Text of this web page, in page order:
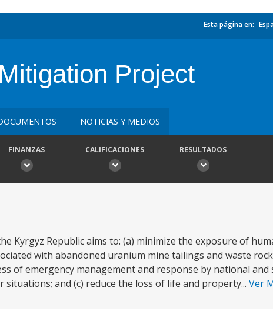
Esta página en:
Project
NOTICIAS Y MEDIOS
FINANZAS CALIFICACIONES RESULTADOS
Kyrgyz Republic aims to: (a) minimize the exposure of
with abandoned uranium mine tailings and waste
of emergency management and response by national
and (c) reduce the loss of life and property... Ver